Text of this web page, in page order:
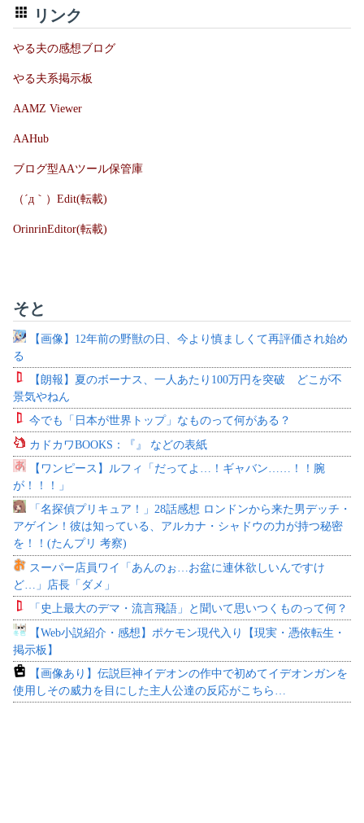
リンク
やる夫の感想ブログ
やる夫系掲示板
AAMZ Viewer
AAHub
ブログ型AAツール保管庫
（´д｀）Edit(転載)
OrinrinEditor(転載)
そと
【画像】12年前の野獣の日、今より慎ましくて再評価され始め
る
【朗報】夏のボーナス、一人あたり100万円を突破 どこが不
景気やねん
今でも「日本が世界トップ」なものって何がある？
カドカワBOOKS：『』 などの表紙
【ワンピース】ルフィ「だってよ…！ギャバン……！！腕
が！！！」
「名探偵プリキュア！」28話感想 ロンドンから来た男デッチ・
アゲイン！彼は知っている、アルカナ・シャドウの力が持つ秘密
を！！(たんプリ 考察)
スーパー店員ワイ「あんのぉ…お盆に連休欲しいんですけ
ど…」店長「ダメ」
「史上最大のデマ・流言飛語」と聞いて思いつくものって何？
【Web小説紹介・感想】ポケモン現代入り【現実・憑依転生・
掲示板】
【画像あり】伝説巨神イデオンの作中で初めてイデオンガンを
使用しその威力を目にした主人公達の反応がこちら…